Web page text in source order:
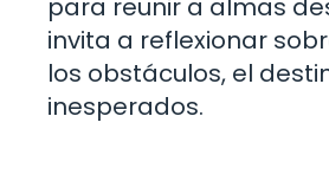
para reunir a almas
invita a reflexionar
los obstáculos, el
inesperados.